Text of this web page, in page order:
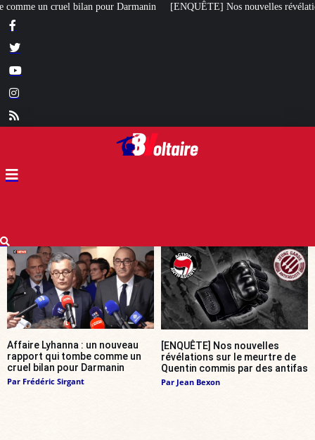
[ENQUÊTE] Nos nouvelles révélations sur le meurtre de Quentin
Affaire Lyhanna : un nouveau
rapport qui tombe comme un
cruel bilan pour Darmanin
Par Frédéric Sirgant
[ENQUÊTE] Nos nouvelles
révélations sur le meurtre de
Quentin commis par des antifas
Par Jean Bexon